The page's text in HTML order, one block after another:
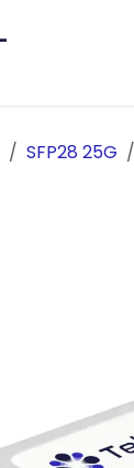
SFP28 25G